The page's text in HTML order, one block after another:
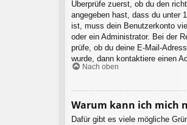
Überprüfe zuerst, ob du den
angegeben hast, dass du unter
ist, muss dein Benutzerkonto
oder ein Administrator. Bei der
prüfe, ob du deine E-Mail-
wurde, dann kontaktiere einen
Nach oben
Warum kann ich mich
Dafür gibt es viele mögliche